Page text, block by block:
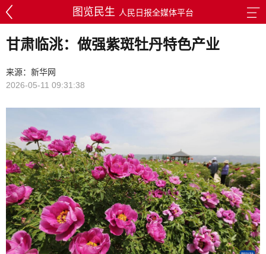
图览民生 人民日报全媒体平台
甘肃临洮：做强紫斑牡丹特色产业
来源：新华网
2026-05-11 09:31:38